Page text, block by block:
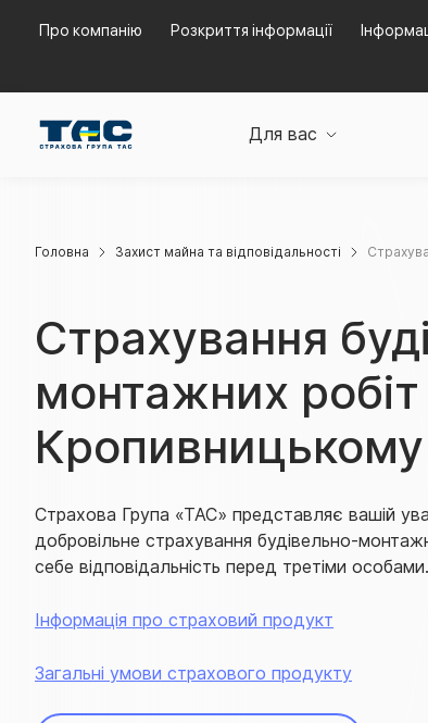
Про компанію Розкриття інформації
Для вас
Головна Захист майна та відповідальності
Страхування
монтажних робіт
Кропивницькому
Страхова Група «ТАС» представляє вашій
добровільне страхування будівельно-
себе відповідальність перед третіми особами.
Інформація про страховий продукт
Загальні умови страхового продукту